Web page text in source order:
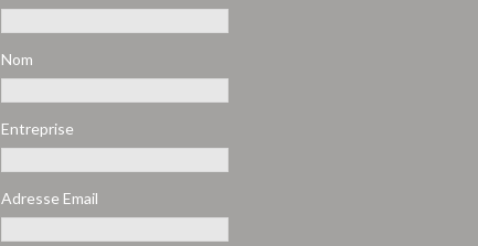
Nom
Entreprise
Adresse Email